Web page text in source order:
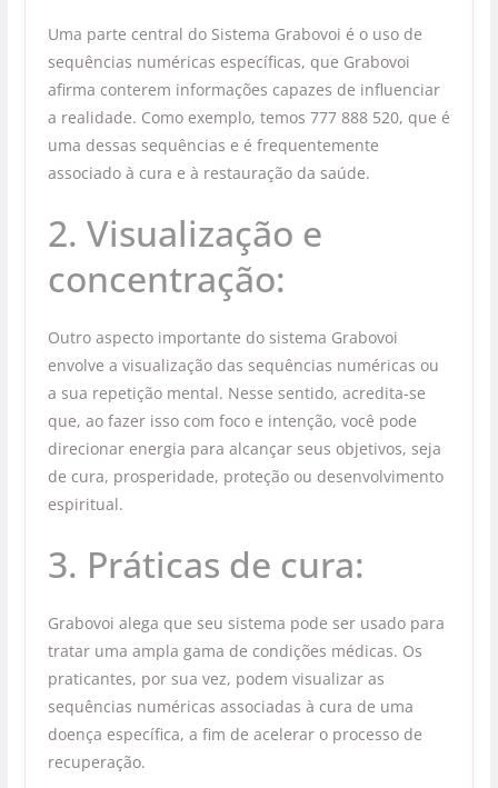
Uma parte central do Sistema Grabovoi é o uso de
sequências numéricas específicas, que Grabovoi
afirma conterem informações capazes de influenciar
a realidade. Como exemplo, temos 777 888 520, que é
uma dessas sequências e é frequentemente
associado à cura e à restauração da saúde.
2. Visualização e
concentração:
Outro aspecto importante do sistema Grabovoi
envolve a visualização das sequências numéricas ou
a sua repetição mental. Nesse sentido, acredita-se
que, ao fazer isso com foco e intenção, você pode
direcionar energia para alcançar seus objetivos, seja
de cura, prosperidade, proteção ou desenvolvimento
espiritual.
3. Práticas de cura:
Grabovoi alega que seu sistema pode ser usado para
tratar uma ampla gama de condições médicas. Os
praticantes, por sua vez, podem visualizar as
sequências numéricas associadas à cura de uma
doença específica, a fim de acelerar o processo de
recuperação.